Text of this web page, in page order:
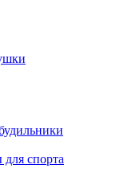
спорта